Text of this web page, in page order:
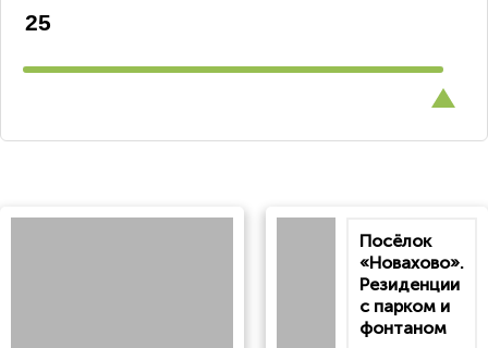
Посёлок
«Новахово».
Резиденции
с парком и
фонтаном